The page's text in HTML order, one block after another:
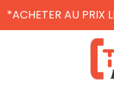
*ACHETER AU PRIX